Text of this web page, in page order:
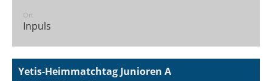
Ort
Inpuls
Yetis-Heimmatchtag Junioren A